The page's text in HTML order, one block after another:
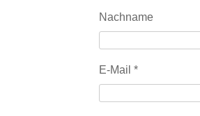
Nachname
E-Mail *